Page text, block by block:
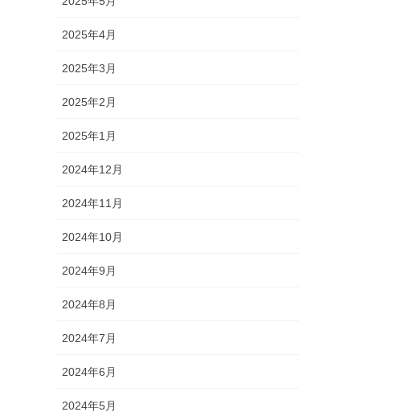
2025年4月
2025年3月
2025年2月
2025年1月
2024年12月
2024年11月
2024年10月
2024年9月
2024年8月
2024年7月
2024年6月
2024年5月